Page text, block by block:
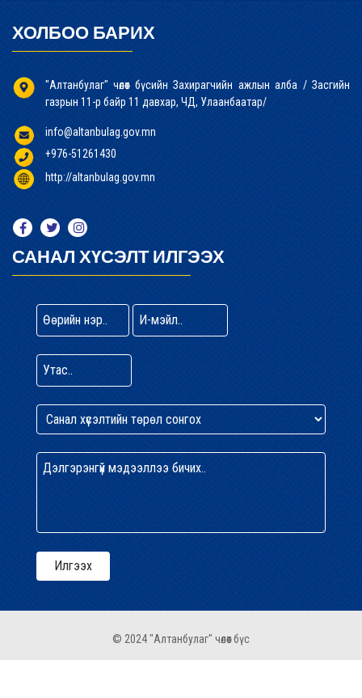
ХОЛБОО БАРИХ
"Алтанбулаг" чөлөөт бүсийн Захирагчийн ажлын алба / Засгийн
газрын 11-р байр 11 давхар, ЧД, Улаанбаатар/
info@altanbulag.gov.mn
+976-51261430
http://altanbulag.gov.mn
САНАЛ ХҮСЭЛТ ИЛГЭЭХ
© 2024 "Алтанбулаг" чөлөөт бүс